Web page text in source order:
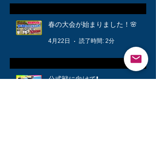
春の大会が始まりました！🌸
4月22日 読了時間: 2分
公式戦に向けて❗️